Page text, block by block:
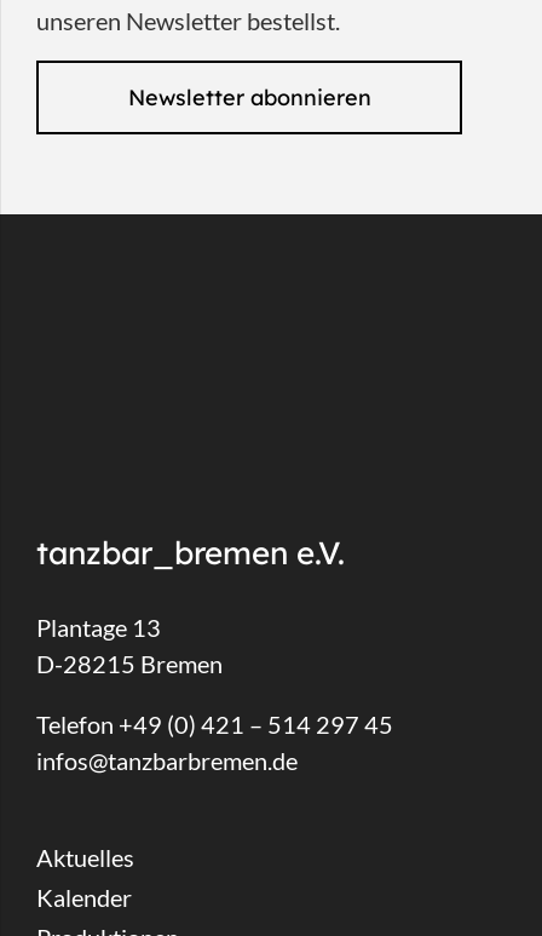
unseren Newsletter bestellst.
Newsletter abonnieren
tanzbar_bremen e.V.
Plantage 13
D-28215 Bremen
Telefon +49 (0) 421 – 514 297 45
infos@tanzbarbremen.de
Aktuelles
Kalender